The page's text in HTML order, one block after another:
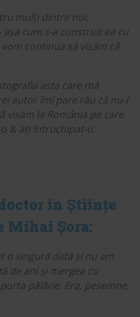
mulți dintre noi,
așa cum s-a construit ea cu
continua să visăm că
asta care mă
autor îmi pare rău că nu-l
visăm la România pe care
& ați întruchipat-o.
in Științe
Mihai Șora:
o singură dată și nu am
de ani și mergea cu
pălărie. Era, pesemne,